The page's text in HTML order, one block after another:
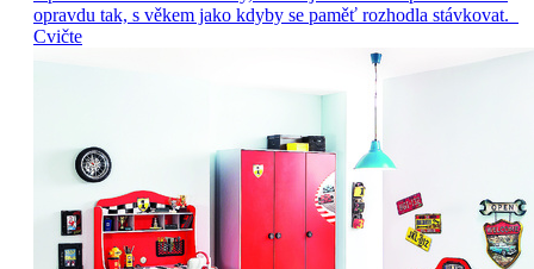
opravdu tak, s věkem jako kdyby se paměť rozhodla stávkovat.
Cvičte